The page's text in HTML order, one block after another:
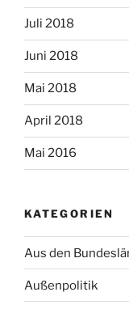
Juli 2018
Juni 2018
Mai 2018
April 2018
Mai 2016
KATEGORIEN
Aus den
Außenpolitik